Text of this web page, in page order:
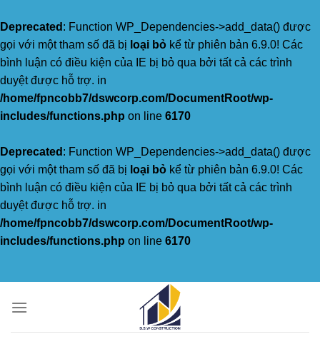
Deprecated : Function WP_Dependencies->add_data() được
gọi với một tham số đã bị loại bỏ kể từ phiên bản 6.9.0! Các
bình luận có điều kiện của IE bị bỏ qua bởi tất cả các trình
duyệt được hỗ trợ. in
/home/fpncobb7/dswcorp.com/DocumentRoot/wp-
includes/functions.php on line 6170
Deprecated : Function WP_Dependencies->add_data() được
gọi với một tham số đã bị loại bỏ kể từ phiên bản 6.9.0! Các
bình luận có điều kiện của IE bị bỏ qua bởi tất cả các trình
duyệt được hỗ trợ. in
/home/fpncobb7/dswcorp.com/DocumentRoot/wp-
includes/functions.php on line 6170